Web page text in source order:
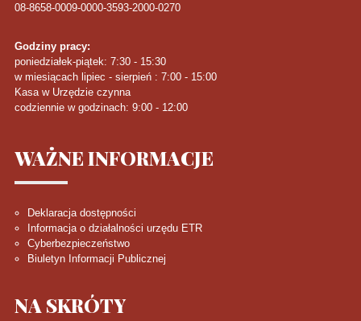
08-8658-0009-0000-3593-2000-0270
Godziny pracy:
poniedziałek-piątek: 7:30 - 15:30
w miesiącach lipiec - sierpień : 7:00 - 15:00
Kasa w Urzędzie czynna
codziennie w godzinach: 9:00 - 12:00
WAŻNEINFORMACJE
Deklaracja dostępności
Informacja o działalności urzędu ETR
Cyberbezpieczeństwo
Biuletyn Informacji Publicznej
NA SKRÓTY